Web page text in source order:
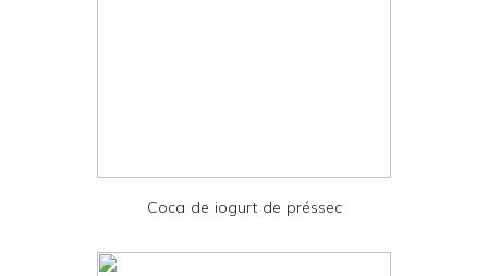
Coca de iogurt de préssec